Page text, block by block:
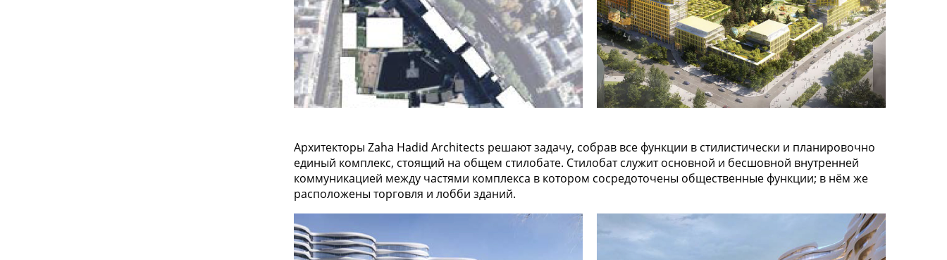
Архитекторы Zaha Hadid Architects решают задачу, собрав все функции в стилистически и планировочно
единый комплекс, стоящий на общем стилобате. Стилобат служит основной и бесшовной внутренней
коммуникацией между частями комплекса в котором сосредоточены общественные функции; в нём же
расположены торговля и лобби зданий.